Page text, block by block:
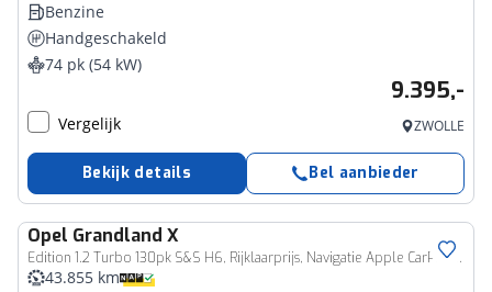
Benzine
Handgeschakeld
74 pk (54 kW)
9.395,-
Vergelijk ZWOLLE
Bekijk details Bel aanbieder
Opel Grandland X
Edition 1.2 Turbo 130pk S&S H6, Rijklaarprijs, Navigatie Apple CarPlay/Android auto Sensoren voor en achter
43.855 km